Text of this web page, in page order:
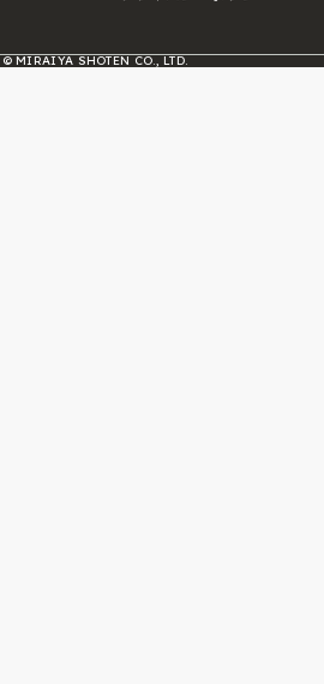
© MIRAIYA SHOTEN CO., LTD.